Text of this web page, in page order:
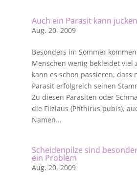
Auch ein Parasit kann
Aug. 20, 2009
Besonders im Sommer
Menschen wenig bekleidet viel
kann es schon passieren, dass
Parasit erfolgreich seinen
Zu diesen Parasiten oder
die Filzlaus (Phthirus pubis),
Namen...
Scheidenpilze sind
ein Problem
Aug. 20, 2009